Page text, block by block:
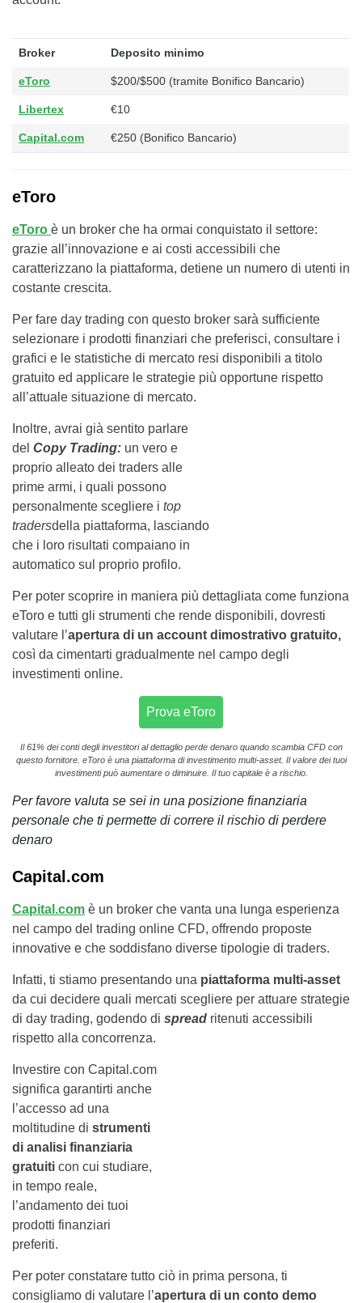
Broker Deposito minimo
eToro $200/$500 (tramite Bonifico Bancario)
Libertex €10
Capital.com €250 (Bonifico Bancario)
eToro
eToro è un broker che ha ormai conquistato il settore:
grazie all’innovazione e ai costi accessibili che
caratterizzano la piattaforma, detiene un numero di utenti in
costante crescita.
Per fare day trading con questo broker sarà sufficiente
selezionare i prodotti finanziari che preferisci, consultare i
grafici e le statistiche di mercato resi disponibili a titolo
gratuito ed applicare le strategie più opportune rispetto
all’attuale situazione di mercato.
Inoltre, avrai già sentito parlare
del Copy Trading: un vero e
proprio alleato dei traders alle
prime armi, i quali possono
personalmente scegliere i top
tradersdella piattaforma, lasciando
che i loro risultati compaiano in
automatico sul proprio profilo.
Per poter scoprire in maniera più dettagliata come funziona
eToro e tutti gli strumenti che rende disponibili, dovresti
valutare l’apertura di un account dimostrativo gratuito,
così da cimentarti gradualmente nel campo degli
investimenti online.
Prova eToro
Il 61% dei conti degli investitori al dettaglio perde denaro quando scambia CFD con
questo fornitore. eToro è una piattaforma di investimento multi-asset. Il valore dei tuoi
investimenti può aumentare o diminuire. Il tuo capitale è a rischio.
Per favore valuta se sei in una posizione finanziaria
personale che ti permette di correre il rischio di perdere
denaro
Capital.com
Capital.com è un broker che vanta una lunga esperienza
nel campo del trading online CFD, offrendo proposte
innovative e che soddisfano diverse tipologie di traders.
Infatti, ti stiamo presentando una piattaforma multi-asset
da cui decidere quali mercati scegliere per attuare strategie
di day trading, godendo di spread ritenuti accessibili
rispetto alla concorrenza.
Investire con Capital.com
significa garantirti anche
l’accesso ad una
moltitudine di strumenti
di analisi finanziaria
gratuiti con cui studiare,
in tempo reale,
l’andamento dei tuoi
prodotti finanziari
preferiti.
Per poter constatare tutto ciò in prima persona, ti
consigliamo di valutare l’apertura di un conto demo